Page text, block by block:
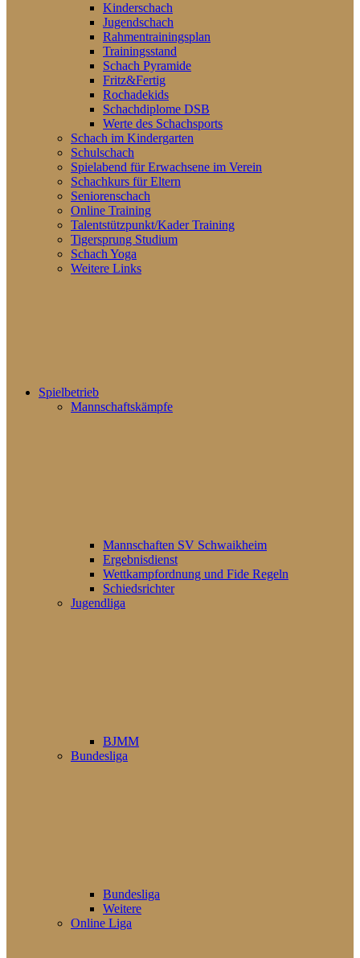
Kinderschach
Jugendschach
Rahmentrainingsplan
Trainingsstand
Schach Pyramide
Fritz&Fertig
Rochadekids
Schachdiplome DSB
Werte des Schachsports
Schach im Kindergarten
Schulschach
Spielabend für Erwachsene im Verein
Schachkurs für Eltern
Seniorenschach
Online Training
Talentstützpunkt/Kader Training
Tigersprung Studium
Schach Yoga
Weitere Links
Spielbetrieb
Mannschaftskämpfe
Mannschaften SV Schwaikheim
Ergebnisdienst
Wettkampfordnung und Fide Regeln
Schiedsrichter
Jugendliga
BJMM
Bundesliga
Bundesliga
Weitere
Online Liga